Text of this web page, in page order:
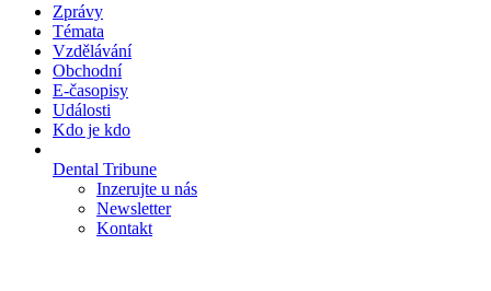
Zprávy
Témata
Vzdělávání
Obchodní
E-časopisy
Události
Kdo je kdo
Dental Tribune
Inzerujte u nás
Newsletter
Kontakt